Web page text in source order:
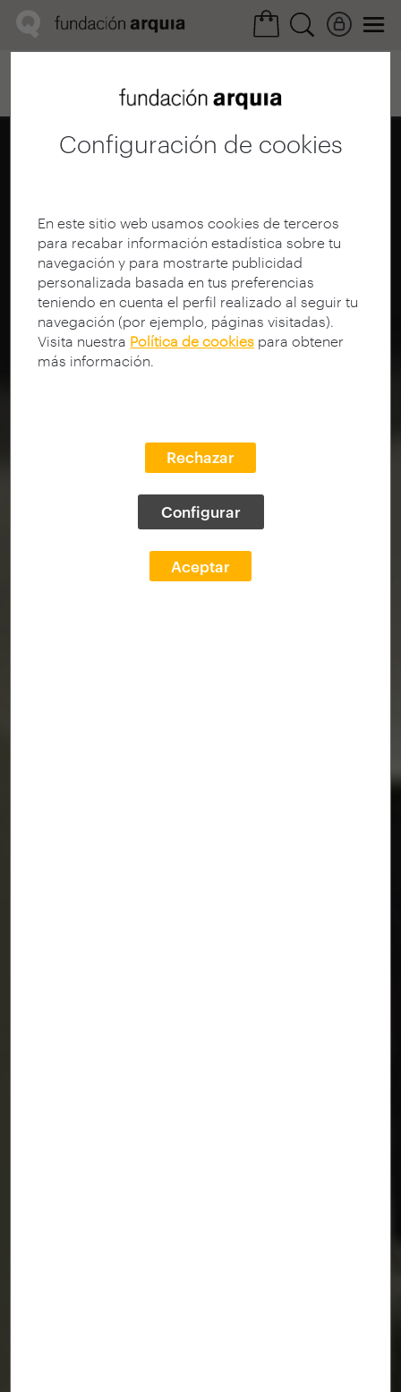
Configuración de cookies
En este sitio web usamos cookies de terceros
para recabar información estadística sobre tu
navegación y para mostrarte publicidad
personalizada basada en tus preferencias
teniendo en cuenta el perfil realizado al seguir tu
navegación (por ejemplo, páginas visitadas).
Visita nuestra Política de cookies para obtener
más información.
Rechazar
Configurar
Aceptar
Ficha realización